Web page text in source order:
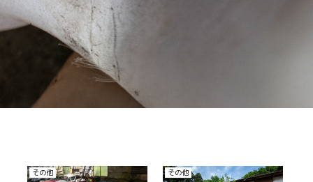
その他 廃医院、病院